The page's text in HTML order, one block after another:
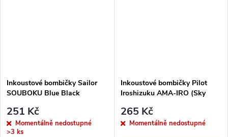
Inkoustové bombičky Sailor
SOUBOKU Blue Black
251 Kč
Momentálně nedostupné
>3 ks
Inkoustové bombičky Pilot
Iroshizuku AMA-IRO (Sky
265 Kč
Momentálně nedostupné